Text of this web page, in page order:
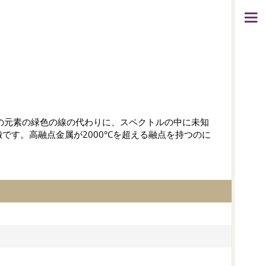
素の緑色の線の代わりに、スペクトルの中に未知
す。高融点金属が2000°Cを超える融点を持つのに